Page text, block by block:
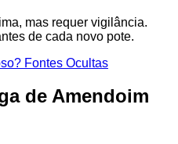
mas requer vigilância.
de cada novo pote.
Fontes Ocultas
de Amendoim